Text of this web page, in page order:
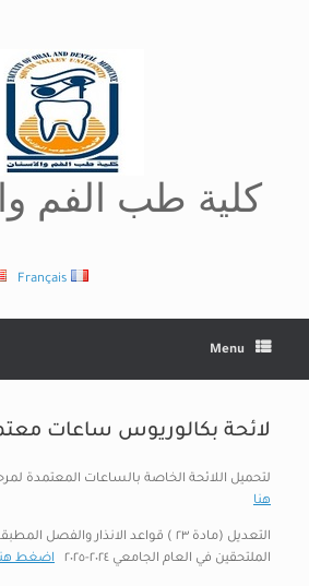
كلية طب الفم
Français
Menu
لائحة بكالوريوس ساعات
لتحميل اللائحة الخاصة بالساعات المعتمدة
هنا
التعديل (مادة ٢٣ ) قواعد الانذار
الملتحقين في العام الجامعي ٢٠٢٤-٢٠٢٥
اضغط